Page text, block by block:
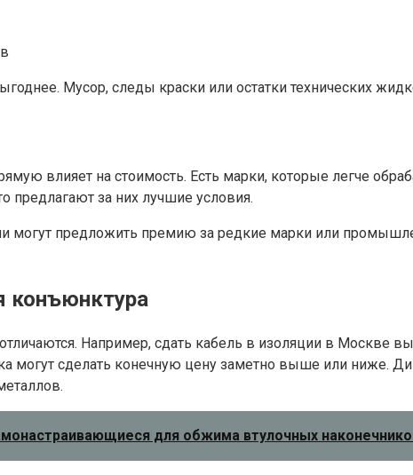
Мусор, следы краски или остатки технических
влияет на стоимость. Есть марки, которые легче
предлагают за них лучшие условия.
могут предложить премию за редкие марки или
конъюнктура
Например, сдать кабель в изоляции в Москве
могут сделать конечную цену заметно выше или ниже.
для обжима втулочных